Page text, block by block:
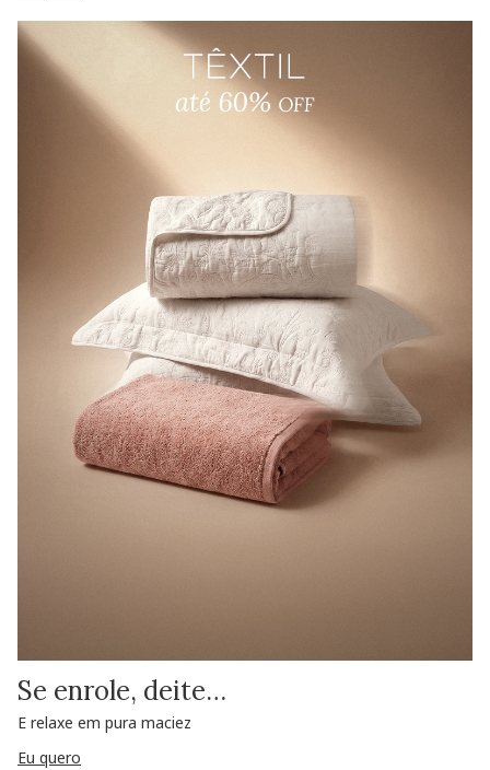
Se enrole, deite…
E relaxe em pura maciez
Eu quero